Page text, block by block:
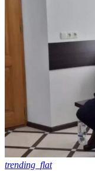
trending_flat